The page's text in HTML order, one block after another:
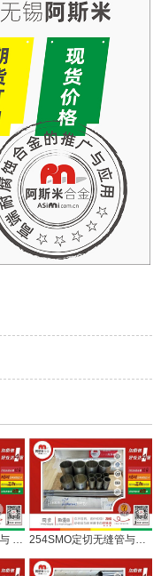
案例｜254SMO 平板与 C276 哈氏合金切环，助力船舶维修应急保供 254SMO定切无缝管与哈氏合金C276定尺板顺利交付